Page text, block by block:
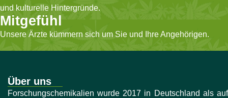
und kulturelle Hintergründe.
Mitgefühl
Unsere Ärzte kümmern sich um Sie und Ihre Angehörigen.
Über uns
Forschungschemikalien wurde 2017 in Deutschland als auf